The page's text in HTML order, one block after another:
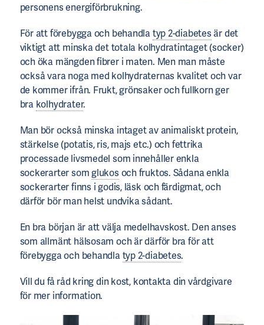
personens energiförbrukning.
För att förebygga och behandlatyp 2-diabetes är det
viktigt att minska det totala kolhydratintaget (socker)
och öka mängden fibrer i maten. Men man måste
också vara noga med kolhydraternas kvalitet och var
de kommer ifrån. Frukt, grönsaker och fullkorn ger
bra kolhydrater.
Man bör också minska intaget av animaliskt protein,
stärkelse (potatis, ris, majs etc.) och fettrika
processade livsmedel som innehåller enkla
sockerarter somglukos och fruktos. Sådana enkla
sockerarter finns i godis, läsk och färdigmat, och
därför bör man helst undvika sådant.
En bra början är att välja medelhavskost. Den anses
som allmänt hälsosam och är därför bra för att
förebygga och behandlatyp 2-diabetes.
Vill du få råd kring din kost, kontakta din vårdgivare
för mer information.